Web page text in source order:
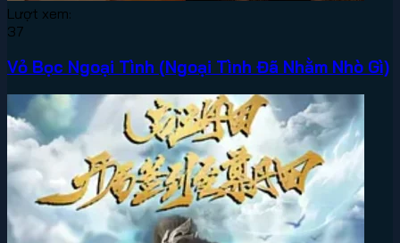
Lượt xem:
37
Vỏ Bọc Ngoại Tình (Ngoại Tình Đã Nhằm Nhò Gì)